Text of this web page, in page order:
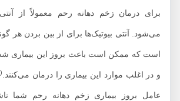
برای درمان زخم دهانه رحم معمولاً از آنتی
می‌شود. آنتی بیوتیک‌ها برای از بین بردن هر گونه
است که ممکن است باعث بروز این بیماری شده
و در اغلب موارد این بیماری را درمان می‌کنند. 2
)به
عامل بروز بیماری زخم دهانه رحم شما ناشی